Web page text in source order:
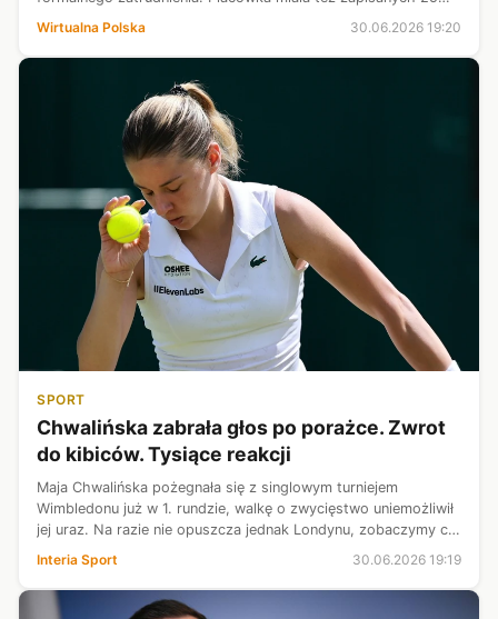
dzieci przy 24 miejscach, a po tragedii właściciel zapowiedział
Wirtualna Polska 30.06.2026 19:20
SPORT
Chwalińska zabrała głos po porażce. Zwrot
do kibiców. Tysiące reakcji
Maja Chwalińska pożegnała się z singlowym turniejem
Wimbledonu już w 1. rundzie, walkę o zwycięstwo uniemożliwił
jej uraz. Na razie nie opuszcza jednak Londynu, zobaczymy co
Rolanda Garrosa opu...
Interia Sport 30.06.2026 19:19